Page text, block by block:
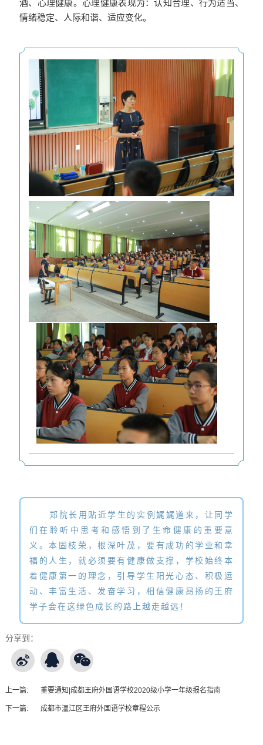
酒、心理健康。心理健康表现为：认知合理、行为适当、
情绪稳定、人际和谐、适应变化。
郑院长用贴近学生的实例娓娓道来，让同学
们在聆听中思考和感悟到了生命健康的重要意
义。本固枝荣，根深叶茂，要有成功的学业和幸
福的人生，就必须要有健康做支撑，学校始终本
着健康第一的理念，引导学生阳光心态、积极运
动、丰富生活、发奋学习，相信健康昂扬的王府
学子会在这绿色成长的路上越走越远！
分享到：
上一篇: 重要通知|成都王府外国语学校2020级小学一年级报名指南
下一篇: 成都市温江区王府外国语学校章程公示